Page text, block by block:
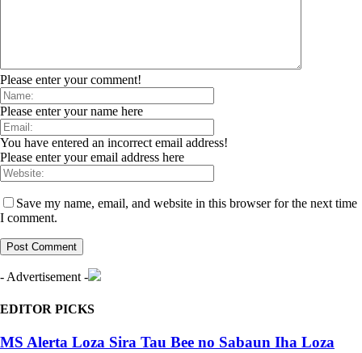
Please enter your comment!
Please enter your name here
You have entered an incorrect email address!
Please enter your email address here
Save my name, email, and website in this browser for the next time
I comment.
- Advertisement -
EDITOR PICKS
MS Alerta Loza Sira Tau Bee no Sabaun Iha Loza